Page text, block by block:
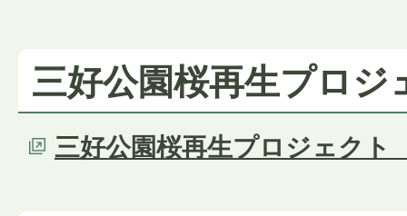
三好公園桜再生プロジ
三好公園桜再生プロジェクト